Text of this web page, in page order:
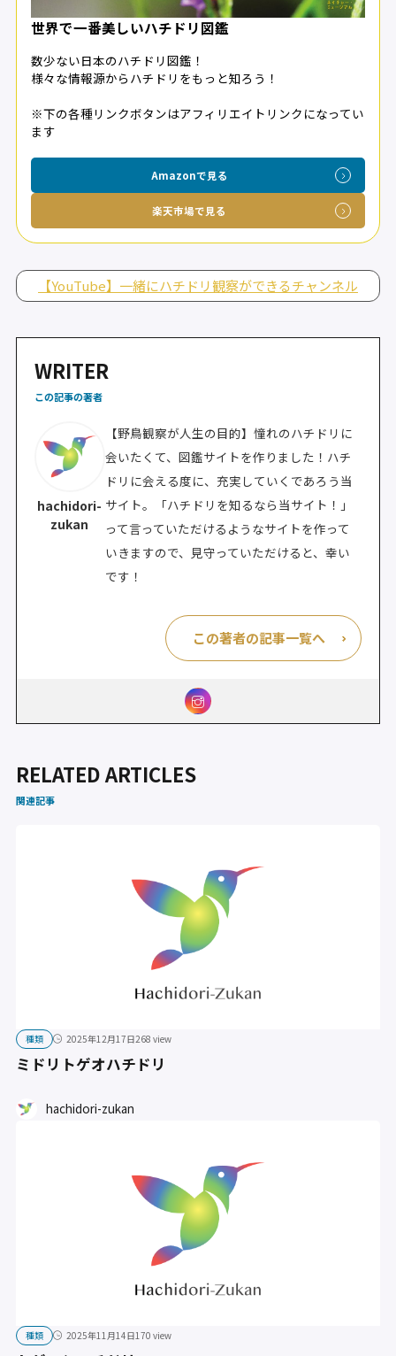
世界で一番美しいハチドリ図鑑
数少ない日本のハチドリ図鑑！
様々な情報源からハチドリをもっと知ろう！
※下の各種リンクボタンはアフィリエイトリンクになってい
ます
Amazonで見る
楽天市場で見る
【YouTube】一緒にハチドリ観察ができるチャンネル
WRITER
この記事の著者
hachidori-
zukan
【野鳥観察が人生の目的】憧れのハチドリに
会いたくて、図鑑サイトを作りました！ハチ
ドリに会える度に、充実していくであろう当
サイト。「ハチドリを知るなら当サイト！」
って言っていただけるようなサイトを作って
いきますので、見守っていただけると、幸い
です！
この著者の記事一覧へ
RELATED ARTICLES
関連記事
種類 2025年12月17日268 view
ミドリトゲオハチドリ
hachidori-zukan
種類 2025年11月14日170 view